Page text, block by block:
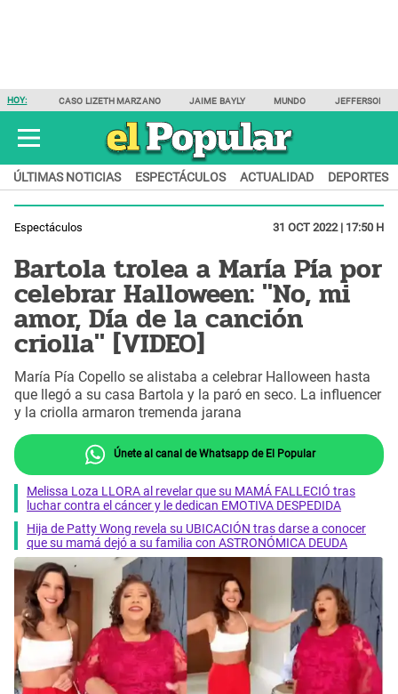
HOY: CASO LIZETH MARZANO JAIME BAYLY MUNDO JEFFERSON
ÚLTIMAS NOTICIAS ESPECTÁCULOS ACTUALIDAD DEPORTES
Espectáculos 31 OCT 2022 | 17:50 H
Bartola trolea a María Pía por
celebrar Halloween: "No, mi
amor, Día de la canción
criolla" [VIDEO]
María Pía Copello se alistaba a celebrar Halloween hasta
que llegó a su casa Bartola y la paró en seco. La influencer
y la criolla armaron tremenda jarana
Únete al canal de Whatsapp de El Popular
Melissa Loza LLORA al revelar que su MAMÁ FALLECIÓ tras
luchar contra el cáncer y le dedican EMOTIVA DESPEDIDA
Hija de Patty Wong revela su UBICACIÓN tras darse a conocer
que su mamá dejó a su familia con ASTRONÓMICA DEUDA